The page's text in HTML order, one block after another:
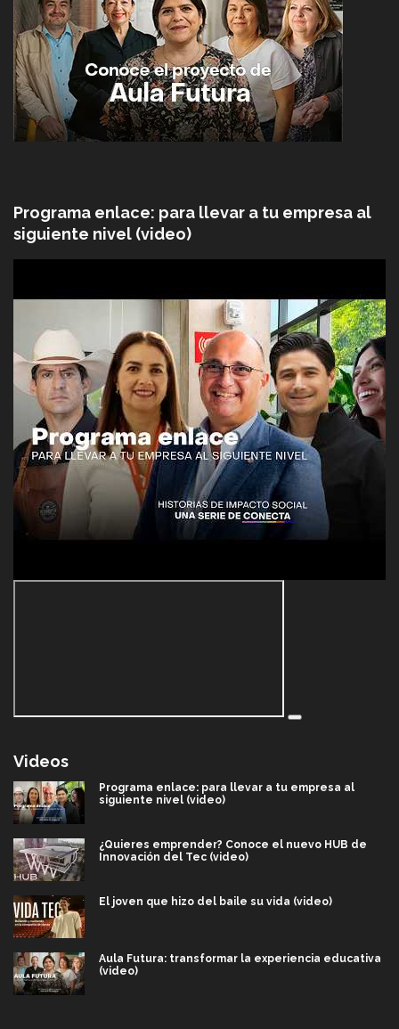
Programa enlace: para llevar a tu empresa al
siguiente nivel (video)
Videos
Programa enlace: para llevar a tu empresa al
siguiente nivel (video)
¿Quieres emprender? Conoce el nuevo HUB de
Innovación del Tec (video)
El joven que hizo del baile su vida (video)
Aula Futura: transformar la experiencia educativa
(video)